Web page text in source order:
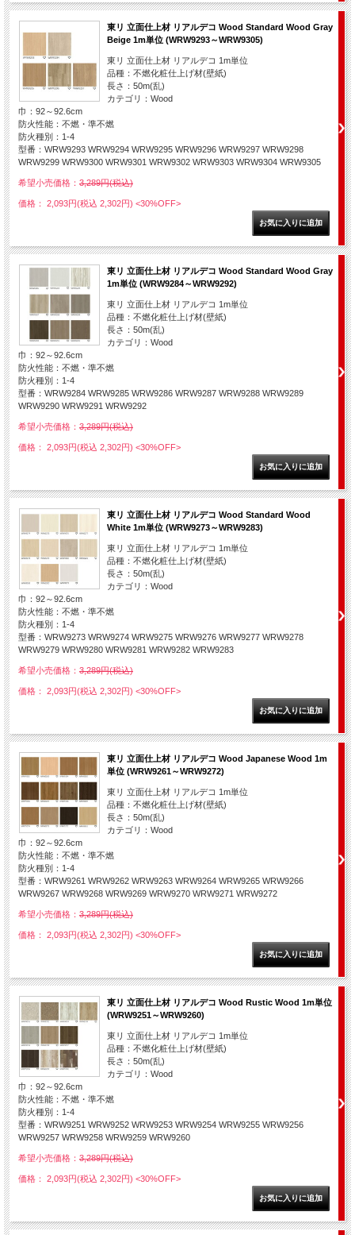
東リ 立面仕上材 リアルデコ Wood Standard Wood Gray
Beige 1m単位 (WRW9293～WRW9305)
東リ 立面仕上材 リアルデコ 1m単位
品種：不燃化粧仕上げ材(壁紙)
長さ：50m(乱)
カテゴリ：Wood
巾：92～92.6cm
防火性能：不燃・準不燃
防火種別：1-4
型番：WRW9293 WRW9294 WRW9295 WRW9296 WRW9297 WRW9298
WRW9299 WRW9300 WRW9301 WRW9302 WRW9303 WRW9304 WRW9305
希望小売価格： 3,289円(税込)
価格： 2,093円(税込 2,302円) <30%OFF>
東リ 立面仕上材 リアルデコ Wood Standard Wood Gray
1m単位 (WRW9284～WRW9292)
東リ 立面仕上材 リアルデコ 1m単位
品種：不燃化粧仕上げ材(壁紙)
長さ：50m(乱)
カテゴリ：Wood
巾：92～92.6cm
防火性能：不燃・準不燃
防火種別：1-4
型番：WRW9284 WRW9285 WRW9286 WRW9287 WRW9288 WRW9289
WRW9290 WRW9291 WRW9292
希望小売価格： 3,289円(税込)
価格： 2,093円(税込 2,302円) <30%OFF>
東リ 立面仕上材 リアルデコ Wood Standard Wood
White 1m単位 (WRW9273～WRW9283)
東リ 立面仕上材 リアルデコ 1m単位
品種：不燃化粧仕上げ材(壁紙)
長さ：50m(乱)
カテゴリ：Wood
巾：92～92.6cm
防火性能：不燃・準不燃
防火種別：1-4
型番：WRW9273 WRW9274 WRW9275 WRW9276 WRW9277 WRW9278
WRW9279 WRW9280 WRW9281 WRW9282 WRW9283
希望小売価格： 3,289円(税込)
価格： 2,093円(税込 2,302円) <30%OFF>
東リ 立面仕上材 リアルデコ Wood Japanese Wood 1m
単位 (WRW9261～WRW9272)
東リ 立面仕上材 リアルデコ 1m単位
品種：不燃化粧仕上げ材(壁紙)
長さ：50m(乱)
カテゴリ：Wood
巾：92～92.6cm
防火性能：不燃・準不燃
防火種別：1-4
型番：WRW9261 WRW9262 WRW9263 WRW9264 WRW9265 WRW9266
WRW9267 WRW9268 WRW9269 WRW9270 WRW9271 WRW9272
希望小売価格： 3,289円(税込)
価格： 2,093円(税込 2,302円) <30%OFF>
東リ 立面仕上材 リアルデコ Wood Rustic Wood 1m単位
(WRW9251～WRW9260)
東リ 立面仕上材 リアルデコ 1m単位
品種：不燃化粧仕上げ材(壁紙)
長さ：50m(乱)
カテゴリ：Wood
巾：92～92.6cm
防火性能：不燃・準不燃
防火種別：1-4
型番：WRW9251 WRW9252 WRW9253 WRW9254 WRW9255 WRW9256
WRW9257 WRW9258 WRW9259 WRW9260
希望小売価格： 3,289円(税込)
価格： 2,093円(税込 2,302円) <30%OFF>